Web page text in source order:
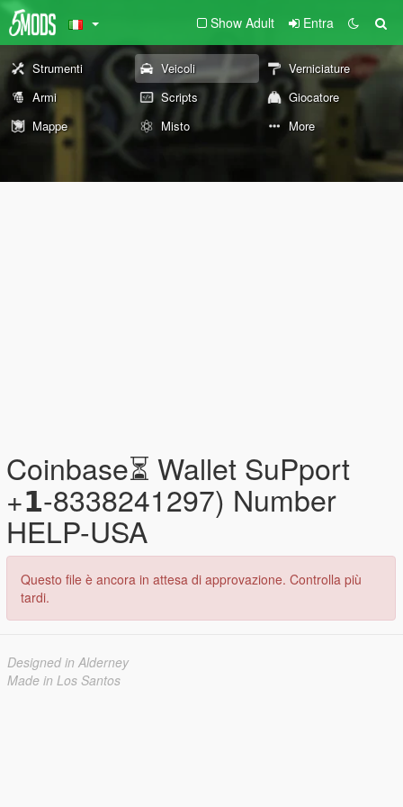
Show Adult Entra
Strumenti Veicoli
Verniciature
Armi
Scripts
Giocatore
Mappe
Misto More
Coinbase⏳ Wallet SuPport
+𝟭-8338241297) Number
HELP-USA
Questo file è ancora in attesa di approvazione. Controlla più
tardi.
Designed in Alderney
Made in Los Santos